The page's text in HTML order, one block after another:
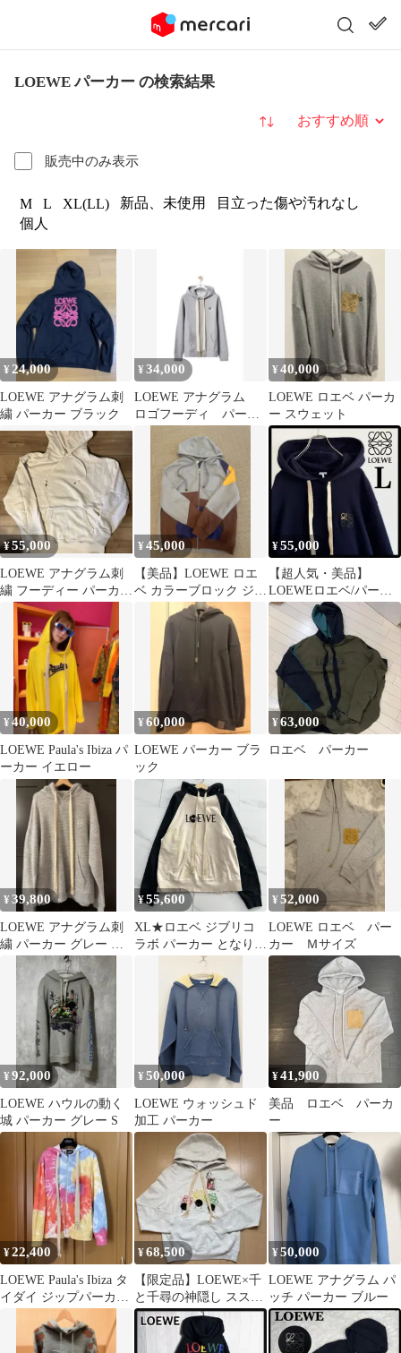
LOEWE パーカー の検索結果
販売中のみ表示
並び替え
M L XL(LL) 新品、未使用
目立った傷や汚れなし
個人
¥ 24,000
LOEWE アナグラム刺
繍 パーカー ブラック
¥34,000
LOEWE アナグラム
ロゴフーディ パーカ
¥40,000
LOEWE ロエベ パーカ
ー スウェット
¥55,000
LOEWE アナグラム刺
繍 フーディー パーカー
ホワイト
¥45,000
【美品】LOEWE ロエ
ベ カラーブロック ジッ
プパーカー L コットン
¥55,000
【超人気・美品】
LOEWEロエベ/パーカ
ー/刺繍アナグラム/L/ダ
ークネイビー
¥40,000
LOEWE Paula's Ibiza パ
ーカー イエロー
¥60,000
LOEWE パーカー ブラ
ック
¥63,000
ロエベ パーカー
¥39,800
LOEWE アナグラム刺
繍 パーカー グレー 夏
限定価格
¥55,600
XL★ロエベ ジブリコ
ラボ パーカー となりの
トトロ まっくろくろす
け メンズ
¥52,000
LOEWE ロエベ パー
カー Ｍサイズ
¥92,000
LOEWE ハウルの動く
城 パーカー グレー S
¥50,000
LOEWE ウォッシュド
加工 パーカー
¥41,900
美品 ロエベ パーカ
ー
¥22,400
LOEWE Paula's Ibiza タ
イダイ ジップパーカー
¥68,500
【限定品】LOEWE×千
と千尋の神隠し ススワ
タリ コットン パーカー
Lサイズ
¥50,000
LOEWE アナグラム パ
ッチ パーカー ブルー